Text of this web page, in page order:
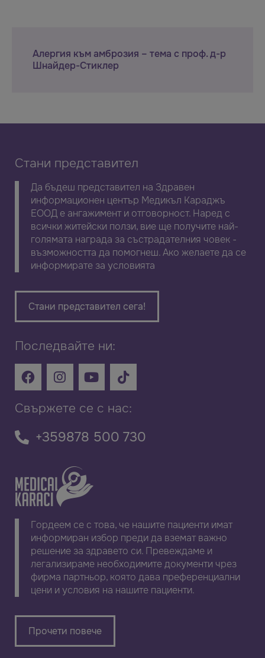
Алергия към амброзия – тема с проф. д-р
Шнайдер-Стиклер
Стани представител
Да бъдеш представител на Здравен
информационен център Медикъл Караджъ
ЕООД е ангажимент и отговорност. Наред с
всички житейски ползи, вие ще получите най-
голямата награда за състрадателния човек -
възможността да помогнеш. Ако желаете да се
информирате за условията
Стани представител сега!
Последвайте ни:
Свържете се с нас:
+359878 500 730
Гордеем се с това, че нашите пациенти имат
информиран избор преди да вземат важно
решение за здравето си. Превеждаме и
легализираме необходимите документи чрез
фирма партньор, която дава преференциални
цени и условия на нашите пациенти.
Прочети повече